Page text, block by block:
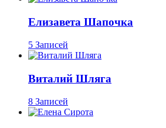
Елизавета Шапочка
5 Записей
Виталий Шляга
8 Записей